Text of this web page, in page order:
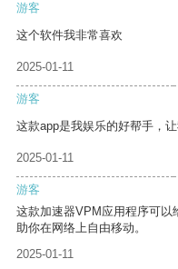
游客
这个软件我非常喜欢
2025-01-11
游客
这款app是我娱乐的好帮手，
2025-01-11
游客
这款加速器VPM应用程序可以
助你在网络上自由移动。
2025-01-11